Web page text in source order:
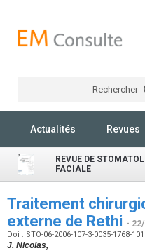
Rechercher
Actualités Revues
REVUE DE
FACIALE
Traitement
externe de Rethi -
Doi : STO-06-2006-107-3-0035-1768-
J. Nicolas,